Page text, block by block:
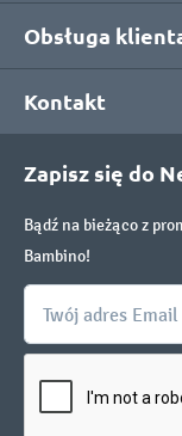
Obsługa
Kontakt
Zapisz się do
Bądź na bieżąco z
Bambino!